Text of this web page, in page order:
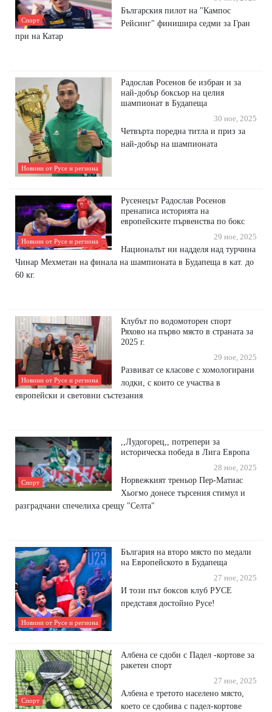
Спорт
Българския пилот на "Кампос
Рейсинг" финишира седми за Гран
при на Катар
Новини от Русе и региона
Радослав Росенов бе избран и за
най-добър боксьор на целия
шампионат в Будапеща
30 ное, 2025
Четвърта поредна титла и приз за
най-добър на шампионата
Новини от Русе и региона
Русенецът Радослав Росенов
пренаписа историята на
европейските първенства по бокс
29 ное, 2025
Националът ни надделя над турчина
Чинар Мехметан на финала на шампионата в Будапеща в кат. до
60 кг.
Новини от Русе и региона
Клубът по водомоторен спорт
Ряхово на първо място в страната за
2025 г.
29 ное, 2025
Развиват се класове с хомологирани
лодки, с които се участва в
европейски и световни състезания
Спорт
,,Лудогорец,, потрепери за
историческа победа в Лига Европа
28 ное, 2025
Норвежкият треньор Пер-Матиас
Хьогмо донесе търсения стимул и
разградчани спечелиха срещу "Селта"
Новини от Русе и региона
България на второ място по медали
на Европейското в Будапеща
27 ное, 2025
И този път боксов клуб РУСЕ
представя достойно Русе!
Спорт
Албена се сдоби с Падел -кортове за
ракетен спорт
27 ное, 2025
Албена е третото населено място,
което се сдобива с падел-кортове